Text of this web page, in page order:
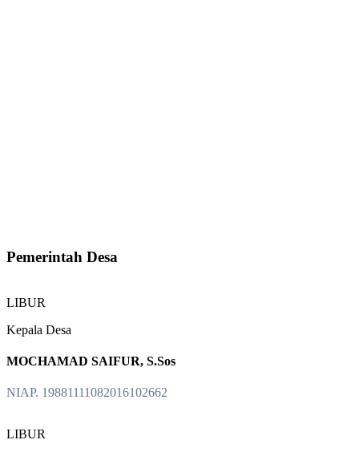
Pemerintah Desa
LIBUR
Kepala Desa
MOCHAMAD SAIFUR, S.Sos
NIAP. 19881111082016102662
LIBUR